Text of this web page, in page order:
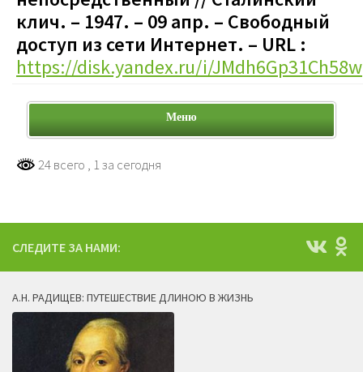
клич. – 1947. – 09 апр. – Свободный
доступ из сети Интернет. – URL :
https://disk.yandex.ru/i/JMdh6Gp31Ch58w
Меню
24 всего , 1 за сегодня
СЛЕДИТЕ ЗА НАМИ:
А.Н. РАДИЩЕВ: ПУТЕШЕСТВИЕ ДЛИНОЮ В ЖИЗНЬ